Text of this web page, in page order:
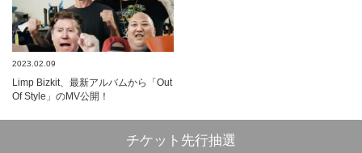
2023.02.09
Limp Bizkit、最新アルバムから「Out
Of Style」のMV公開！
チケット先行抽選